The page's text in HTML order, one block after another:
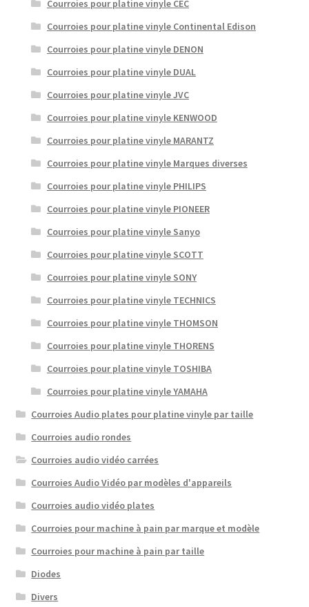
Courroies pour platine vinyle CEC
Courroies pour platine vinyle Continental Edison
Courroies pour platine vinyle DENON
Courroies pour platine vinyle DUAL
Courroies pour platine vinyle JVC
Courroies pour platine vinyle KENWOOD
Courroies pour platine vinyle MARANTZ
Courroies pour platine vinyle Marques diverses
Courroies pour platine vinyle PHILIPS
Courroies pour platine vinyle PIONEER
Courroies pour platine vinyle Sanyo
Courroies pour platine vinyle SCOTT
Courroies pour platine vinyle SONY
Courroies pour platine vinyle TECHNICS
Courroies pour platine vinyle THOMSON
Courroies pour platine vinyle THORENS
Courroies pour platine vinyle TOSHIBA
Courroies pour platine vinyle YAMAHA
Courroies Audio plates pour platine vinyle par taille
Courroies audio rondes
Courroies audio vidéo carrées
Courroies Audio Vidéo par modèles d'appareils
Courroies audio vidéo plates
Courroies pour machine à pain par marque et modèle
Courroies pour machine à pain par taille
Diodes
Divers